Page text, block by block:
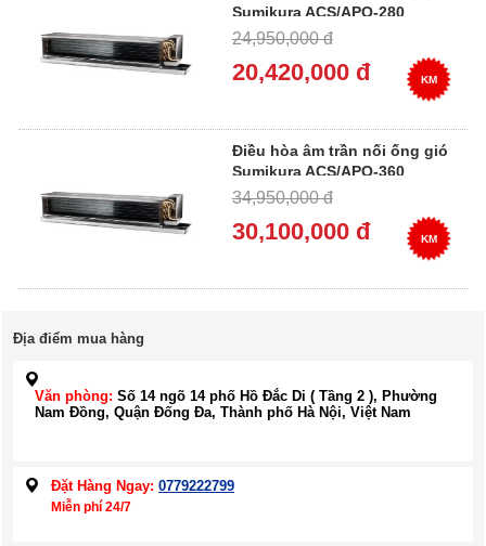
Sumikura ACS/APO-280
24,950,000 đ
20,420,000 đ KM
Điều hòa âm trần nối ống gió
Sumikura ACS/APO-360
34,950,000 đ
30,100,000 đ KM
Địa điểm mua hàng
Văn phòng: Số 14 ngõ 14 phố Hồ Đắc Di ( Tầng 2 ), Phường
Nam Đồng, Quận Đống Đa, Thành phố Hà Nội, Việt Nam
Đặt Hàng Ngay: 0779222799
Miễn phí 24/7